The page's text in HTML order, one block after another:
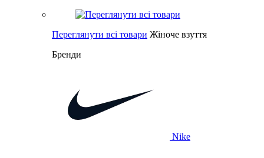
Переглянути всі товари Жіноче взуття
Бренди
Nike